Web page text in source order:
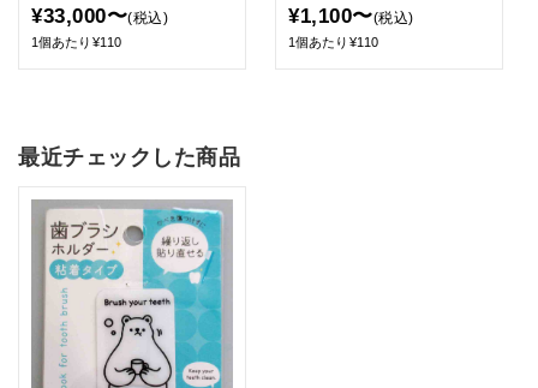
¥33,000〜(税込)
1個あたり¥110
¥1,100〜(税込)
1個あたり¥110
最近チェックした商品